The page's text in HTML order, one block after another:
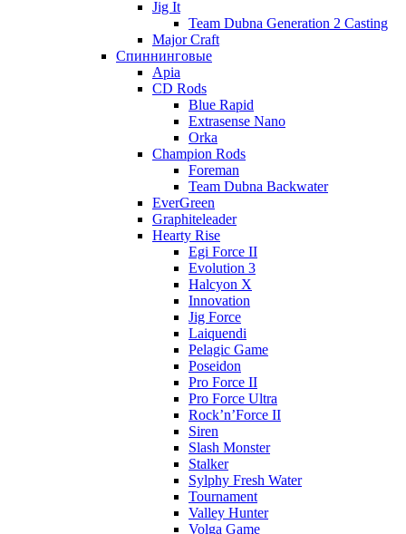
Jig It
Team Dubna Generation 2 Casting
Major Craft
Спиннинговые
Apia
CD Rods
Blue Rapid
Extrasense Nano
Orka
Champion Rods
Foreman
Team Dubna Backwater
EverGreen
Graphiteleader
Hearty Rise
Egi Force II
Evolution 3
Halcyon X
Innovation
Jig Force
Laiquendi
Pelagic Game
Poseidon
Pro Force II
Pro Force Ultra
Rock’n’Force II
Siren
Slash Monster
Stalker
Sylphy Fresh Water
Tournament
Valley Hunter
Volga Game